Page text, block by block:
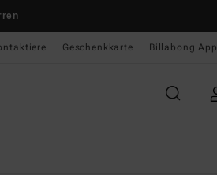
Geschenkkarte Billabong App